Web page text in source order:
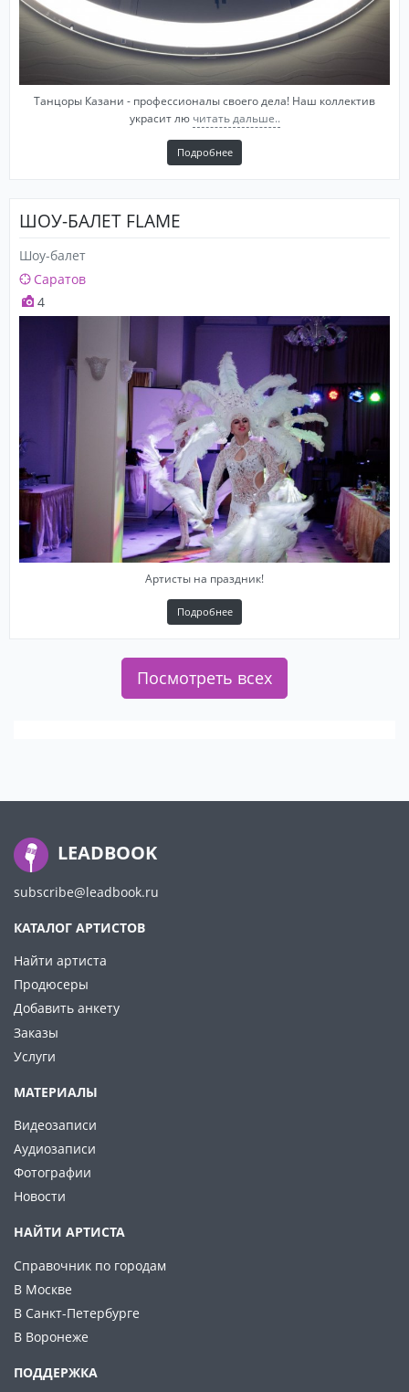
Танцоры Казани - профессионалы своего дела! Наш коллектив
украсит лю читать дальше..
Подробнее
ШОУ-БАЛЕТ FLAME
Шоу-балет
Саратов
4
Артисты на праздник!
Подробнее
Посмотреть всех
LEADBOOK
subscribe@leadbook.ru
КАТАЛОГ АРТИСТОВ
Найти артиста
Продюсеры
Добавить анкету
Заказы
Услуги
МАТЕРИАЛЫ
Видеозаписи
Аудиозаписи
Фотографии
Новости
НАЙТИ АРТИСТА
Справочник по городам
В Москве
В Санкт-Петербурге
В Воронеже
ПОДДЕРЖКА